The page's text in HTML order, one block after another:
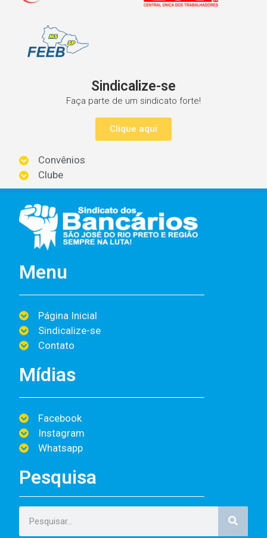
Sindicalize-se
Faça parte de um sindicato forte!
Clique aqui
Convênios
Clube
Menu
Página Inicial
Sindicalize-se
Contato
Mídias
Facebook
Instagram
Whatsapp
Pesquisa